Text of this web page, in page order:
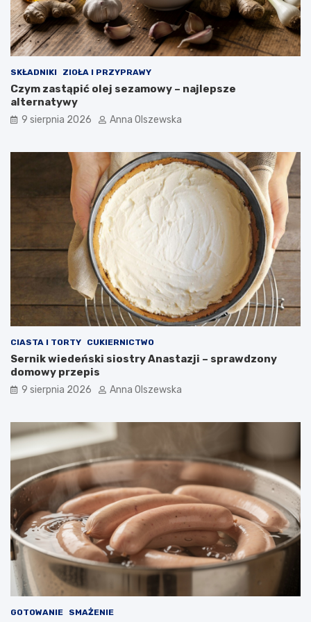
n
o
w
o
z
e
s
n
SKŁADNIKI ZIOŁA I PRZYPRAWY
Czym zastąpić olej sezamowy – najlepsze
alternatywy
9 sierpnia 2026 Anna Olszewska
CIASTA I TORTY CUKIERNICTWO
Sernik wiedeński siostry Anastazji – sprawdzony
domowy przepis
9 sierpnia 2026 Anna Olszewska
GOTOWANIE SMAŻENIE